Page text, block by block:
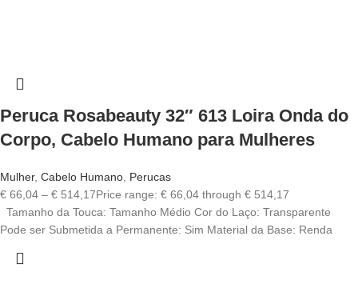
Peruca Rosabeauty 32″ 613 Loira Onda do
Corpo, Cabelo Humano para Mulheres
Mulher, Cabelo Humano, Perucas
€ 66,04 – € 514,17Price range: € 66,04 through € 514,17
Tamanho da Touca: Tamanho Médio Cor do Laço: Transparente
Pode ser Submetida a Permanente: Sim Material da Base: Renda